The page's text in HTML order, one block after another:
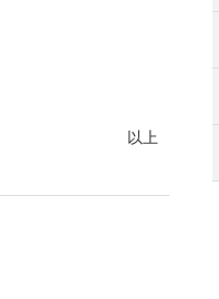
以上